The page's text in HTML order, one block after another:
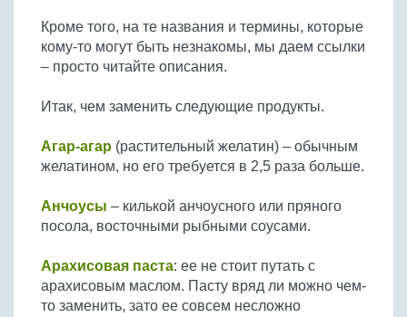
Крупы
Кроме того, на те названия и термины, которые
кому-то могут быть незнакомы, мы даем ссылки
– просто читайте описания.
Итак, чем заменить следующие продукты.
Агар-агар (растительный желатин) – обычным
желатином, но его требуется в 2,5 раза больше.
Анчоусы – килькой анчоусного или пряного
посола, восточными рыбными соусами.
Арахисовая паста: ее не стоит путать с
арахисовым маслом. Пасту вряд ли можно чем-
то заменить, зато ее совсем несложно